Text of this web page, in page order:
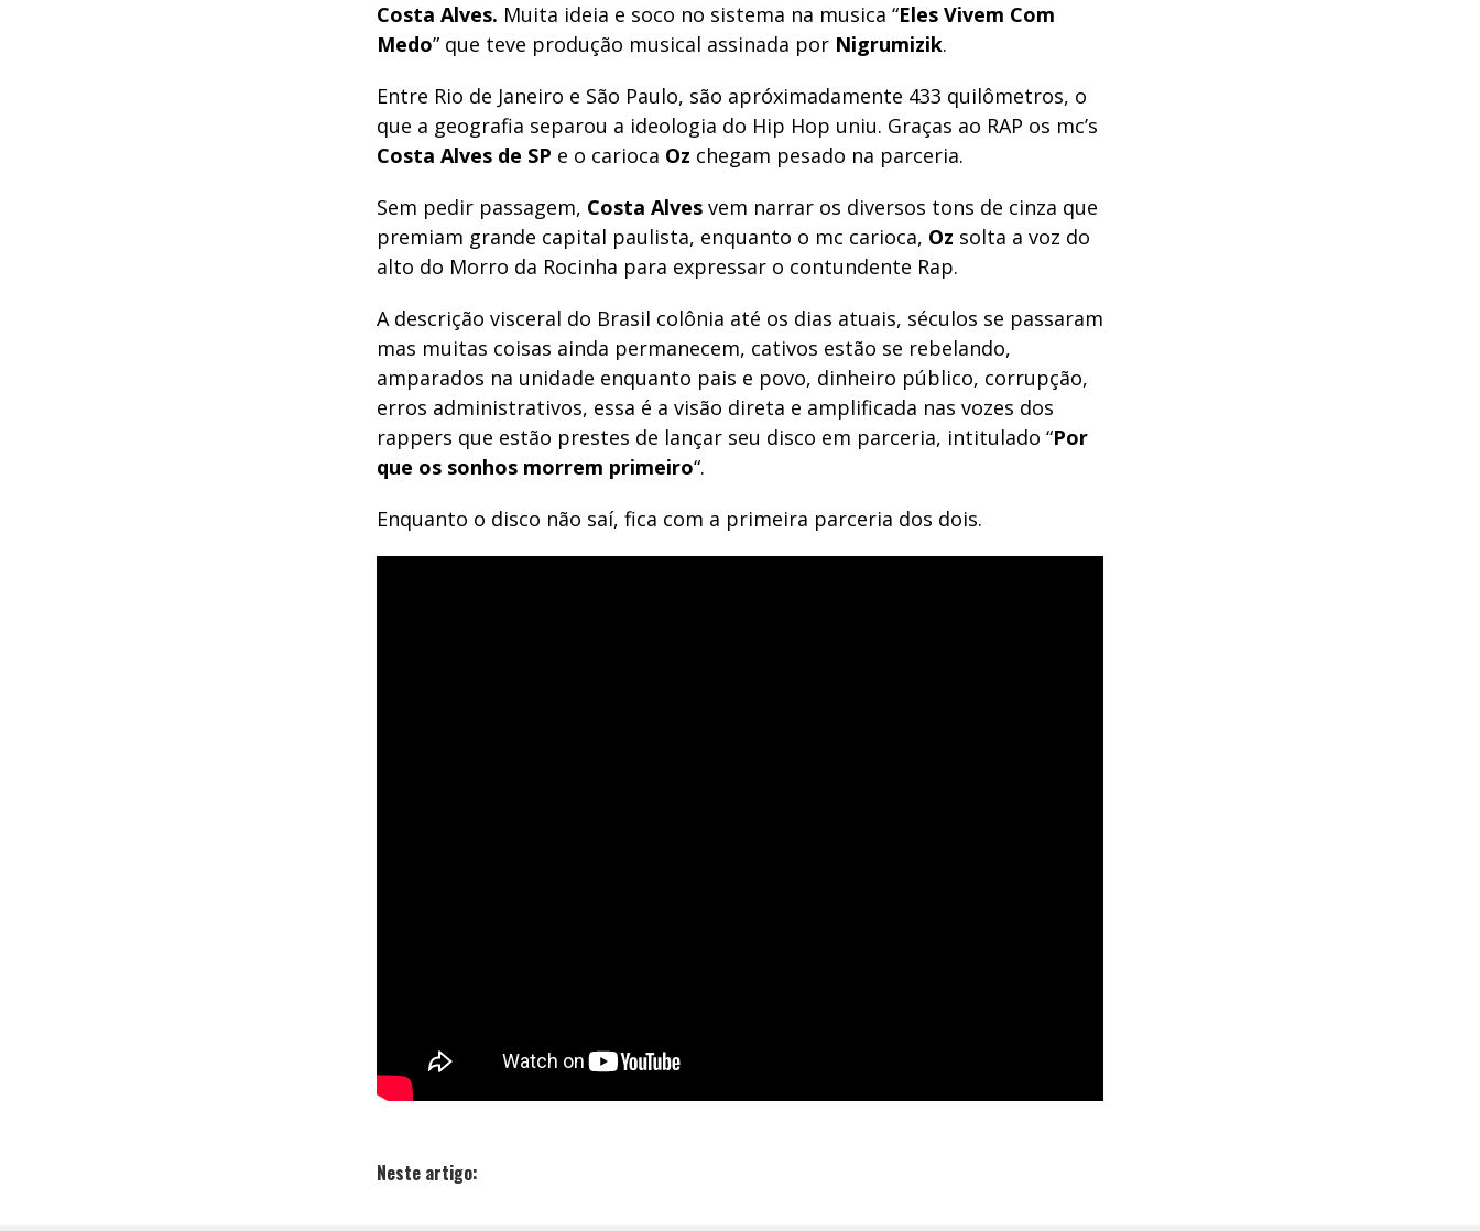
Costa Alves. Muita ideia e soco no sistema na musica “Eles Vivem Com
Medo” que teve produção musical assinada por Nigrumizik.
Entre Rio de Janeiro e São Paulo, são apróximadamente 433 quilômetros, o
que a geografia separou a ideologia do Hip Hop uniu. Graças ao RAP os mc’s
Costa Alves de SP e o carioca Oz chegam pesado na parceria.
Sem pedir passagem, Costa Alves vem narrar os diversos tons de cinza que
premiam grande capital paulista, enquanto o mc carioca, Oz solta a voz do
alto do Morro da Rocinha para expressar o contundente Rap.
A descrição visceral do Brasil colônia até os dias atuais, séculos se passaram
mas muitas coisas ainda permanecem, cativos estão se rebelando,
amparados na unidade enquanto pais e povo, dinheiro público, corrupção,
erros administrativos, essa é a visão direta e amplificada nas vozes dos
rappers que estão prestes de lançar seu disco em parceria, intitulado “Por
que os sonhos morrem primeiro“.
Enquanto o disco não saí, fica com a primeira parceria dos dois.
Neste artigo: